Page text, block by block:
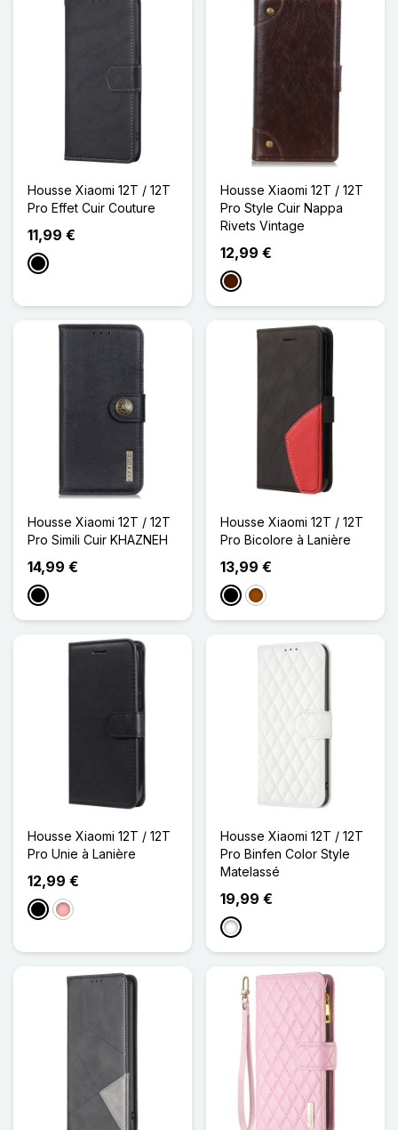
Housse Xiaomi 12T / 12T
Pro Effet Cuir Couture
11,99 €
Noir
Housse Xiaomi 12T / 12T
Pro Style Cuir Nappa
Rivets Vintage
12,99 €
Marron Foncé
Housse Xiaomi 12T / 12T
Pro Simili Cuir KHAZNEH
14,99 €
Noir
Housse Xiaomi 12T / 12T
Pro Bicolore à Lanière
13,99 €
NoirMarron
Housse Xiaomi 12T / 12T
Pro Unie à Lanière
12,99 €
NoirOr Rose
Housse Xiaomi 12T / 12T
Pro Binfen Color Style
Matelassé
19,99 €
Blanc